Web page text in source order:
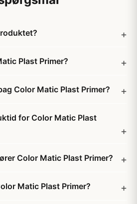
Plast Primer?
Color Matic Plast Primer?
for Color Matic Plast
Color Matic Plast Primer?
Matic Plast Primer?